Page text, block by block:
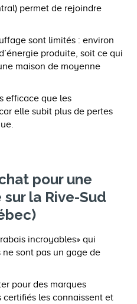
permet de rejoindre
sont limités : environ
produite, soit ce qui
maison de moyenne
efficace que les
elle subit plus de pertes
pour une
la Rive-Sud
incroyables» qui
sont pas un gage de
pour des marques
certifiés les connaissent et